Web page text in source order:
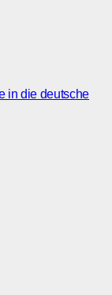
in die deutsche